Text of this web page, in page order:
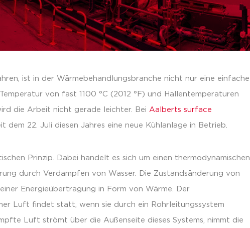
ist in der Wärmebehandlungsbranche nicht nur eine einfache
von fast 1100 °C (2012 °F) und Hallentemperaturen
die Arbeit nicht gerade leichter. Bei Aalberts surface
dem 22. Juli diesen Jahres eine neue Kühlanlage in Betrieb.
Prinzip. Dabei handelt es sich um einen thermodynamischen
durch Verdampfen von Wasser. Die Zustandsänderung von
Energieübertragung in Form von Wärme. Der
Luft findet statt, wenn sie durch ein Rohrleitungssystem
Luft strömt über die Außenseite dieses Systems, nimmt die